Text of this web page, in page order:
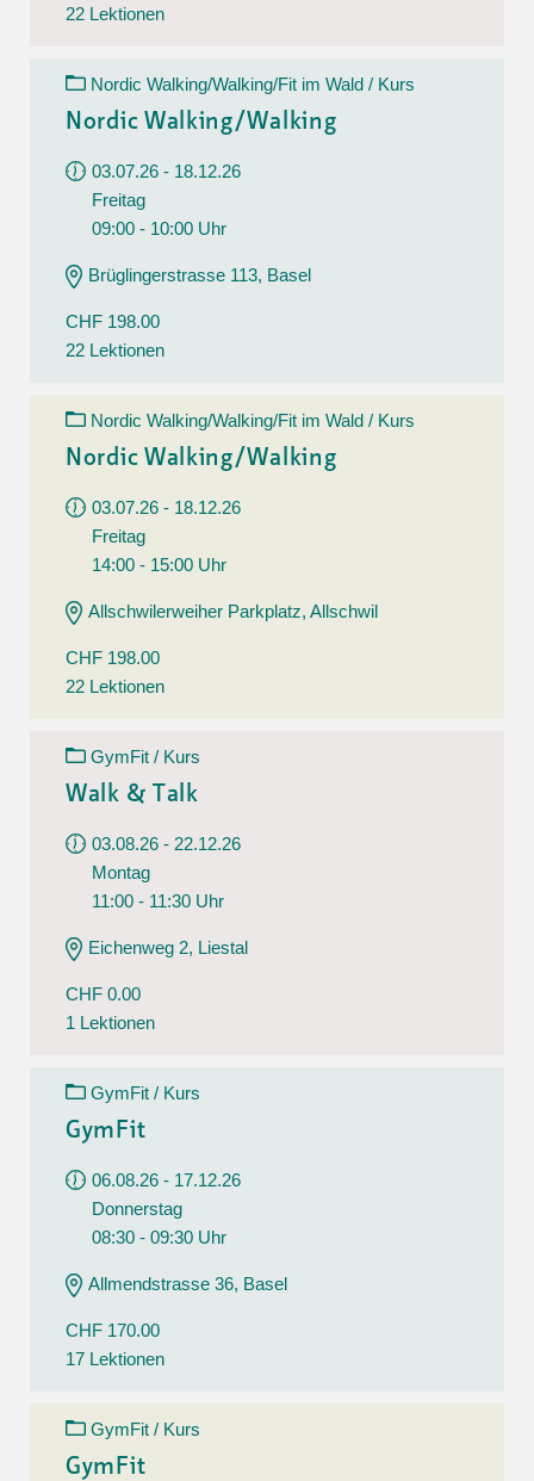
22 Lektionen
Nordic Walking/Walking/Fit im Wald / Kurs
Nordic Walking/Walking
03.07.26 - 18.12.26
Freitag
09:00 - 10:00 Uhr
Brüglingerstrasse 113, Basel
CHF 198.00
22 Lektionen
Nordic Walking/Walking/Fit im Wald / Kurs
Nordic Walking/Walking
03.07.26 - 18.12.26
Freitag
14:00 - 15:00 Uhr
Allschwilerweiher Parkplatz, Allschwil
CHF 198.00
22 Lektionen
GymFit / Kurs
Walk & Talk
03.08.26 - 22.12.26
Montag
11:00 - 11:30 Uhr
Eichenweg 2, Liestal
CHF 0.00
1 Lektionen
GymFit / Kurs
GymFit
06.08.26 - 17.12.26
Donnerstag
08:30 - 09:30 Uhr
Allmendstrasse 36, Basel
CHF 170.00
17 Lektionen
GymFit / Kurs
GymFit